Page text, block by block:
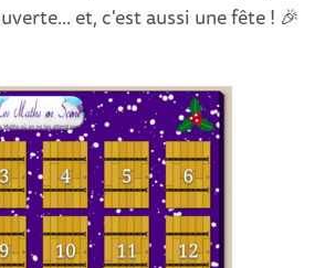
et, c'est aussi une fête ! 🎉